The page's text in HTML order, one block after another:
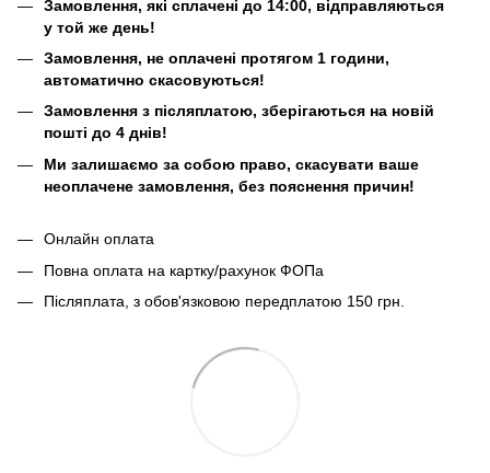
Замовлення, які сплачені до 14:00, відправляються
у той же день!
Замовлення, не оплачені протягом 1 години,
автоматично скасовуються!
Замовлення з післяплатою, зберігаються на новій
пошті до 4 днів!
Ми залишаємо за собою право, скасувати ваше
неоплачене замовлення, без пояснення причин!
Онлайн оплата
Повна оплата на картку/рахунок ФОПа
Післяплата, з обов'язковою передплатою 150 грн.